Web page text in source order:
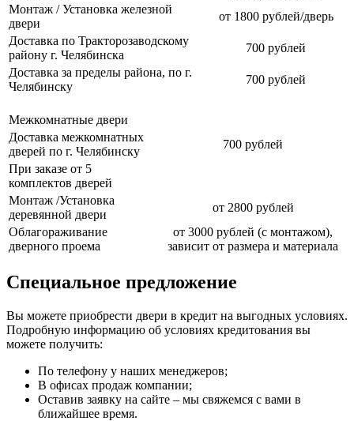
Монтаж / Установка железной
двери
от 1800 рублей/дверь
Доставка по Тракторозаводскому
району г. Челябинска
700 рублей
Доставка за пределы района, по г.
Челябинску
700 рублей
Межкомнатные двери
Доставка межкомнатных
дверей по г. Челябинску
700 рублей
При заказе от 5
комплектов дверей
Монтаж /Установка
деревянной двери
от 2800 рублей
Облагораживание
дверного проема
от 3000 рублей (с монтажом),
зависит от размера и материала
Специальное предложение
Вы можете приобрести двери в кредит на выгодных условиях.
Подробную информацию об условиях кредитования вы
можете получить:
По телефону у наших менеджеров;
В офисах продаж компании;
Оставив заявку на сайте – мы свяжемся с вами в
ближайшее время.